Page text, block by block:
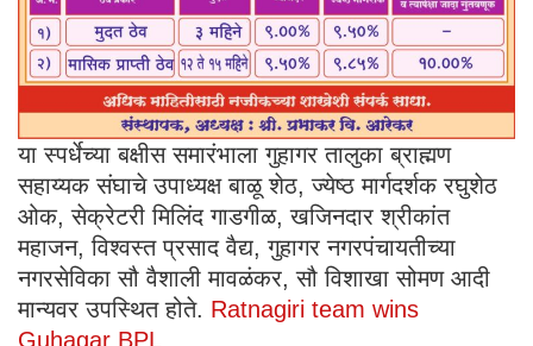
या स्पर्धेच्या बक्षीस समारंभाला गुहागर तालुका ब्राह्मण
सहाय्यक संघाचे उपाध्यक्ष बाळू शेठ, ज्येष्ठ मार्गदर्शक रघुशेठ
ओक, सेक्रेटरी मिलिंद गाडगीळ, खजिनदार श्रीकांत
महाजन, विश्वस्त प्रसाद वैद्य, गुहागर नगरपंचायतीच्या
नगरसेविका सौ वैशाली मावळंकर, सौ विशाखा सोमण आदी
मान्यवर उपस्थित होते. Ratnagiri team wins
Guhagar BPL